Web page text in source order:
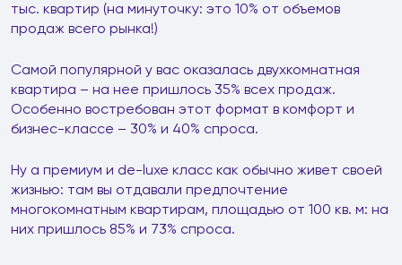
тыс. квартир (на минуточку: это 10% от объемов
продаж всего рынка!)
Самой популярной у вас оказалась двухкомнатная
квартира – на нее пришлось 35% всех продаж.
Особенно востребован этот формат в комфорт и
бизнес-классе – 30% и 40% спроса.
Ну а премиум и de-luxe класс как обычно живет своей
жизнью: там вы отдавали предпочтение
многокомнатным квартирам, площадью от 100 кв. м: на
них пришлось 85% и 73% спроса.